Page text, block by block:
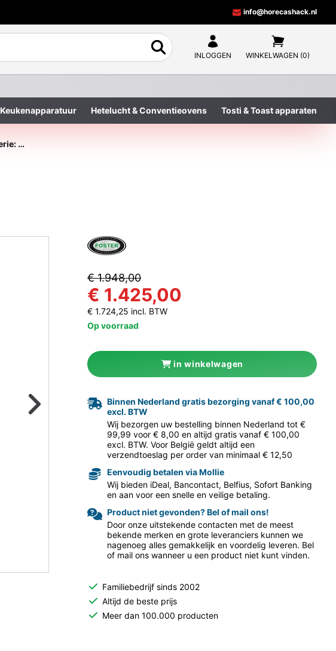
info@horecashack.nl
INLOGGEN WINKELWAGEN (0)
Keukenapparatuur Hetelucht & Conventieovens Tosti & Toast apparaten
Koelkast met 1 deur | Serie: laag/onderbouw | Type: HR150
Naar volgende
€ 1.948,00
€ 1.425,00
€ 1.724,25 incl. BTW
Op voorraad
in winkelwagen
Binnen Nederland gratis bezorging vanaf € 100,00
excl. BTW
Wij bezorgen uw bestelling binnen Nederland tot €
99,99 voor € 8,00 en altijd gratis vanaf € 100,00
excl. BTW. Voor België geldt altijd een
verzendtoeslag per order van minimaal € 12,50
Eenvoudig betalen via Mollie
Wij bieden iDeal, Bancontact, Belfius, Sofort Banking
en aan voor een snelle en veilige betaling.
Product niet gevonden? Bel of mail ons!
Door onze uitstekende contacten met de meest
bekende merken en grote leveranciers kunnen we
nagenoeg alles gemakkelijk en voordelig leveren. Bel
of mail ons wanneer u een product niet kunt vinden.
Familiebedrijf sinds 2002
Altijd de beste prijs
Meer dan 100.000 producten